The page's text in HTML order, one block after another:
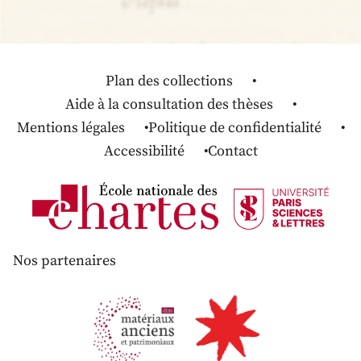
Plan des collections
Aide à la consultation des thèses
Mentions légales
Politique de confidentialité
Accessibilité
Contact
Nos partenaires